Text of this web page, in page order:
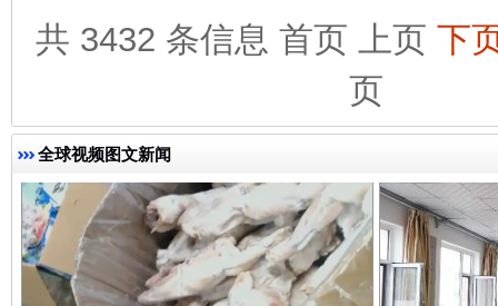
共 3432 条信息 首页 上页 下
页
全球视频图文新闻
完善运行机制助力责任有效落实 一纸欠